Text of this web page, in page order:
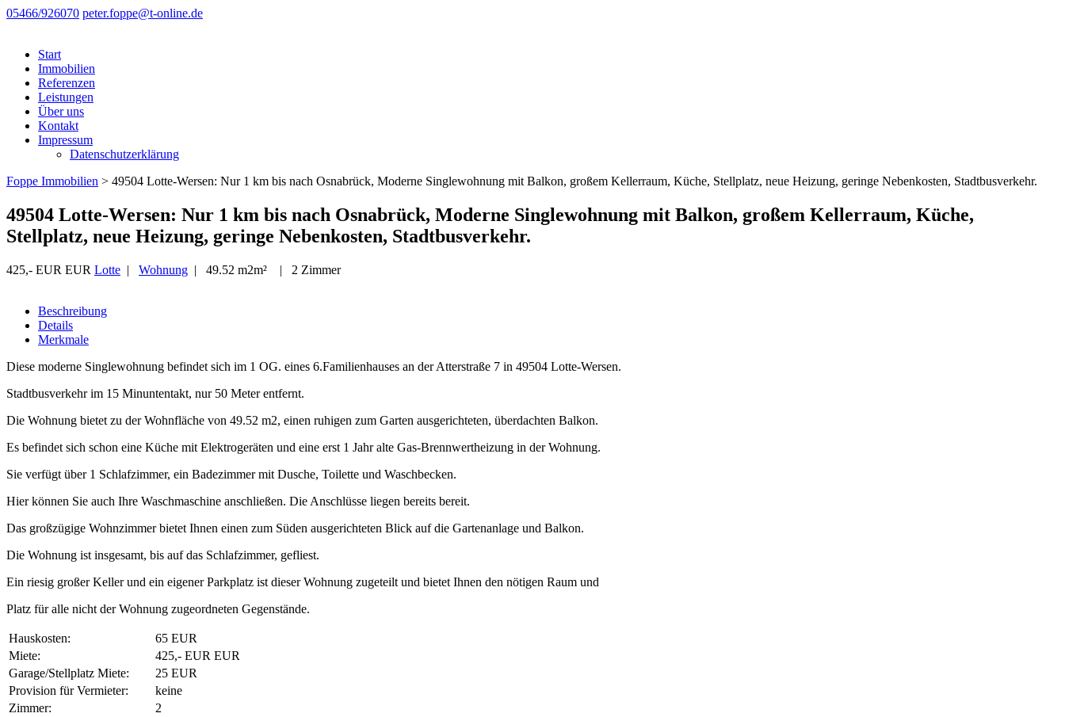
05466/926070 peter.foppe@t-online.de
Start
Immobilien
Referenzen
Leistungen
Über uns
Kontakt
Impressum
Datenschutzerklärung
Foppe Immobilien > 49504 Lotte-Wersen: Nur 1 km bis nach Osnabrück, Moderne Singlewohnung mit Balkon, großem Kellerraum, Küche, Stellplatz, neue Heizung, geringe Nebenkosten, Stadtbusverkehr.
49504 Lotte-Wersen: Nur 1 km bis nach Osnabrück, Moderne Singlewohnung mit Balkon, großem Kellerraum, Küche,
Stellplatz, neue Heizung, geringe Nebenkosten, Stadtbusverkehr.
425,- EUR EUR Lotte | Wohnung | 49.52 m2m² | 2 Zimmer
Beschreibung
Details
Merkmale
Diese moderne Singlewohnung befindet sich im 1 OG. eines 6.Familienhauses an der Atterstraße 7 in 49504 Lotte-Wersen.
Stadtbusverkehr im 15 Minuntentakt, nur 50 Meter entfernt.
Die Wohnung bietet zu der Wohnfläche von 49.52 m2, einen ruhigen zum Garten ausgerichteten, überdachten Balkon.
Es befindet sich schon eine Küche mit Elektrogeräten und eine erst 1 Jahr alte Gas-Brennwertheizung in der Wohnung.
Sie verfügt über 1 Schlafzimmer, ein Badezimmer mit Dusche, Toilette und Waschbecken.
Hier können Sie auch Ihre Waschmaschine anschließen. Die Anschlüsse liegen bereits bereit.
Das großzügige Wohnzimmer bietet Ihnen einen zum Süden ausgerichteten Blick auf die Gartenanlage und Balkon.
Die Wohnung ist insgesamt, bis auf das Schlafzimmer, gefliest.
Ein riesig großer Keller und ein eigener Parkplatz ist dieser Wohnung zugeteilt und bietet Ihnen den nötigen Raum und
Platz für alle nicht der Wohnung zugeordneten Gegenstände.
Hauskosten:
65 EUR
Miete:
425,- EUR EUR
Garage/Stellplatz Miete:
25 EUR
Provision für Vermieter:
keine
Zimmer:
2